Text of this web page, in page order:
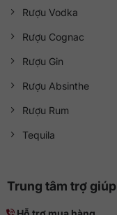
Rượu Vodka
Rượu Cognac
Rượu Gin
Rượu Absinthe
Rượu Rum
Tequila
Trung tâm trợ giúp